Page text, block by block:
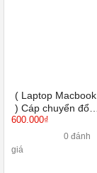
( Laptop Macbook
) Cáp chuyển đổi
SSK SC103 USB
Type C sang
HDMI, USB 3.0,
600.000₫
0 đánh
giá